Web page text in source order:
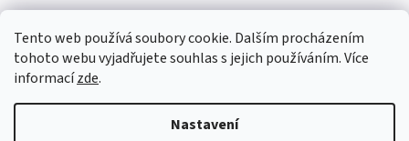
Tento web používá soubory cookie. Dalším procházením
tohoto webu vyjadřujete souhlas s jejich používáním. Více
informacízde.
Nastavení
Facebook